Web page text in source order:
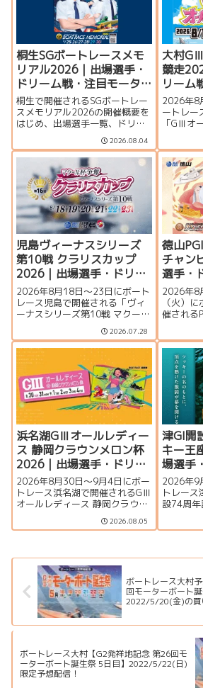
桐生SGボートレースメモ
リアル2026｜出場選手・
ドリーム戦・注目モータ
ー・イベント情報まとめ
桐生で開催されるSGボートレー
スメモリアル2026の開催概要を
はじめ、出場選手一覧、ドリー
ム戦、注目モーター、水面特
徴、イベント情報を詳しく紹
介。峰竜太、毒島誠、定松勇樹
らトップレーサーが集結する真
夏のSGの見どころを徹底解説し
ます。
2026.08.04
大村
競走
リーム
ー・イ
2026年8
ートレー
「GⅢオ
特集ペ
望、出場
ーム、注
の攻略ポ
まで詳
児島ヴィーナスシリーズ
第10戦 クラリスカップ
2026｜出場選手・ドリー
ム戦・注目モーター・イ
ベント情報まとめ
2026年8月18日～23日にボート
レース児島で開催される「ヴィ
ーナスシリーズ第10戦 マクール
杯争奪第16回クラリスカップ」
の特集ページです。出場選手一
覧、シリーズ展望、ドリーム
戦、注目モーター、イベント情
報まで詳しく紹介します。
2026.07.28
徳山
チャン
選手・
モータ
まとめ
2026年8
（火）
催される
ャンピ
の特集ペ
覧、シリ
戦、注
イベン
ます。
浜名湖GⅢオールレディー
ス 静岡クラウンメロン杯
2026｜出場選手・ドリー
ム戦・注目モーター・イ
ベント情報まとめ
2026年8月30日～9月4日にボー
トレース浜名湖で開催されるGⅢ
オールレディース 静岡クラウン
メロン杯の特集ページです。出
場選手一覧、シリーズ展望、ド
を詳しく紹介します。
2026.08.05
津GI開
キー王
場選手
目モー
報まと
2026年9
トレース
設74周
戦」の
手一覧、
介します
ボートレース大村
回モーターボート誕
2022/5/20(金)の買
ボートレース大村【G2発祥地記念 第26回モ
ーターボート誕生祭 5日目】2022/5/22(日)
限定予想配信！￼